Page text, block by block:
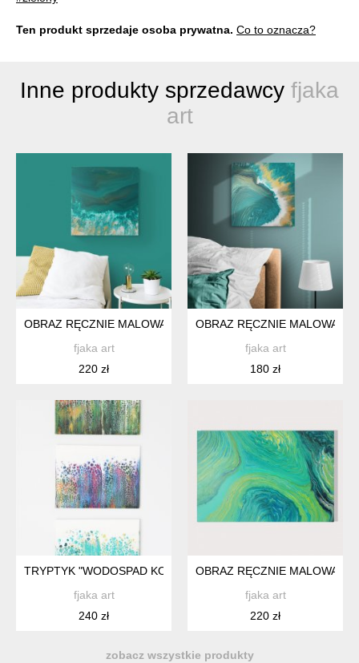
Ten produkt sprzedaje osoba prywatna. Co to oznacza?
Inne produkty sprzedawcy fjaka
art
OBRAZ RĘCZNIE MALOWANY 50X50
fjaka art
220 zł
OBRAZ RĘCZNIE MALOWANY
fjaka art
180 zł
TRYPTYK "WODOSPAD KOLORU" 30X40
fjaka art
240 zł
OBRAZ RĘCZNIE MALOWANY
fjaka art
220 zł
zobacz wszystkie produkty